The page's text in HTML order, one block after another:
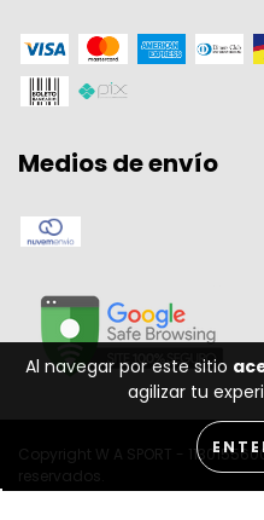
Al navegar por este sitio
agilizar tu
Medios de envío
Copyright W A SPORT -
reservados.